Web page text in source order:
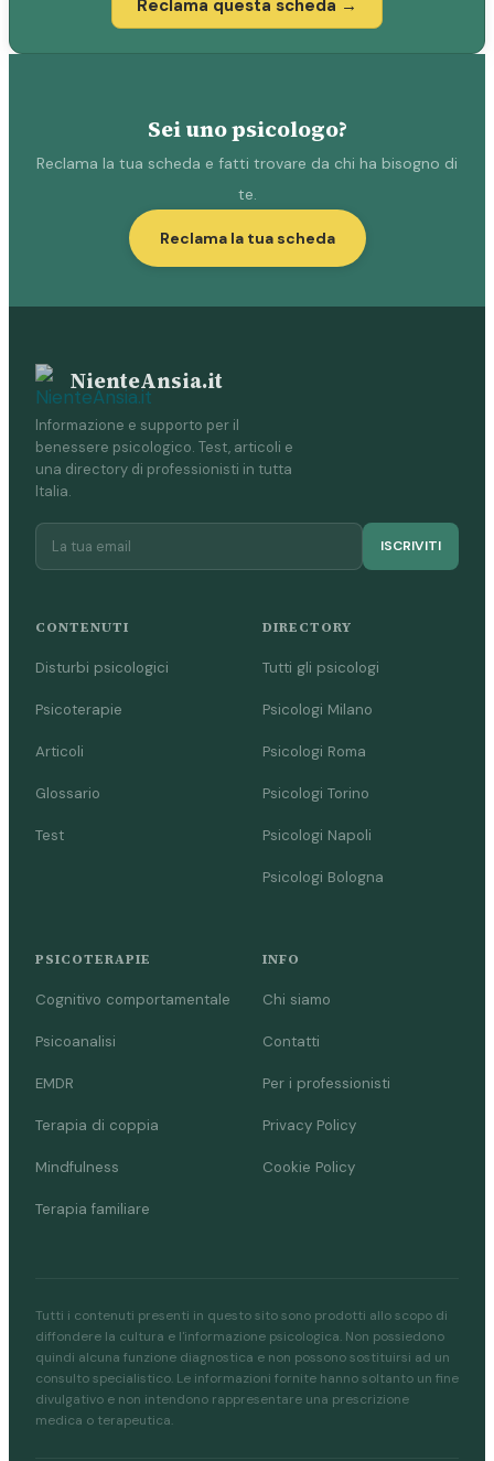
Reclama questa scheda →
Sei uno psicologo?
Reclama la tua scheda e fatti trovare da chi ha bisogno di
te.
Reclama la tua scheda
NienteAnsia.it
Informazione e supporto per il
benessere psicologico. Test, articoli e
una directory di professionisti in tutta
Italia.
ISCRIVITI
CONTENUTI
Disturbi psicologici
Psicoterapie
Articoli
Glossario
Test
DIRECTORY
Tutti gli psicologi
Psicologi Milano
Psicologi Roma
Psicologi Torino
Psicologi Napoli
Psicologi Bologna
PSICOTERAPIE
Cognitivo comportamentale
Psicoanalisi
EMDR
Terapia di coppia
Mindfulness
Terapia familiare
INFO
Chi siamo
Contatti
Per i professionisti
Privacy Policy
Cookie Policy
Tutti i contenuti presenti in questo sito sono prodotti allo scopo di
diffondere la cultura e l'informazione psicologica. Non possiedono
quindi alcuna funzione diagnostica e non possono sostituirsi ad un
consulto specialistico. Le informazioni fornite hanno soltanto un fine
divulgativo e non intendono rappresentare una prescrizione
medica o terapeutica.